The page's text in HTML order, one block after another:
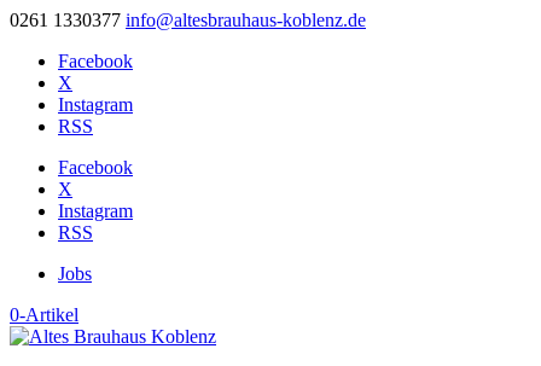
0261 1330377 info@altesbrauhaus-koblenz.de
Facebook
X
Instagram
RSS
Facebook
X
Instagram
RSS
Jobs
0-Artikel